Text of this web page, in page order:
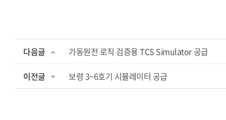
다음글 가동원전 로직 검증용 TCS Simulator 공급
이전글 보령 3~6호기 시뮬레이터 공급